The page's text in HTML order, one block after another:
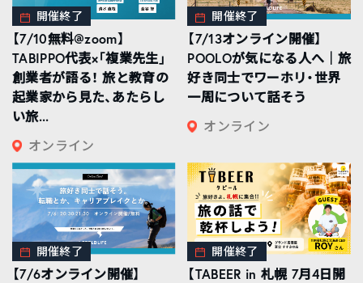
開催終了
【7/10無料@zoom】
TABIPPO代表×「複業先生」
創業者が語る！ 旅と教育の
起業家から見た、あたらし
い旅...
オンライン
開催終了
【7/13オンライン開催】
POOLOが気になる人へ｜旅
好き同士でワーホリ・世界
一周について話そう
オンライン
開催終了
【7/6オンライン開催】
開催終了
【TABEER in 札幌 7月4日開